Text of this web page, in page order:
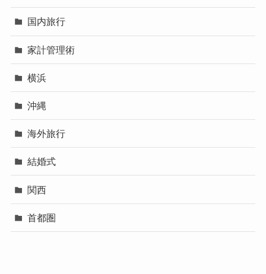
国内旅行
家計管理術
横浜
沖縄
海外旅行
結婚式
関西
首都圏